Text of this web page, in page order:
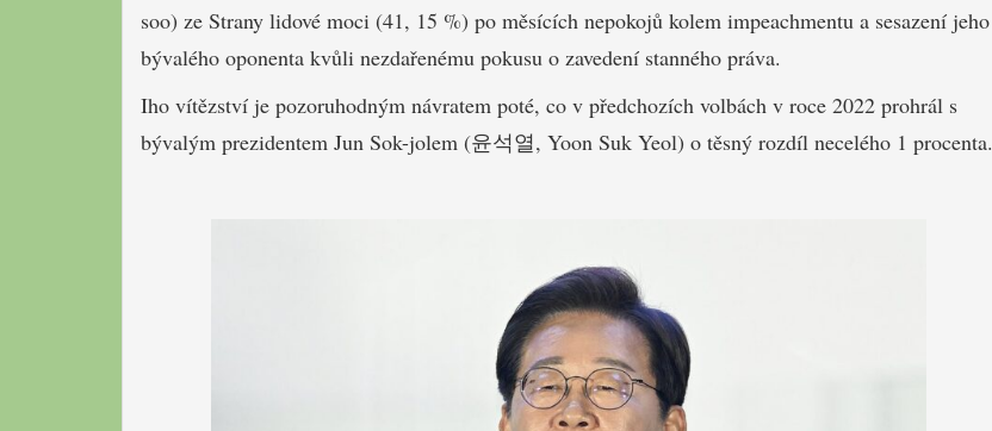
soo) ze Strany lidové moci (41, 15 %) po měsících nepokojů kolem impeachmentu a sesazení jeho
bývalého oponenta kvůli nezdařenému pokusu o zavedení stanného práva.
Iho vítězství je pozoruhodným návratem poté, co v předchozích volbách v roce 2022 prohrál s
bývalým prezidentem Jun Sok-jolem (윤석열, Yoon Suk Yeol) o těsný rozdíl necelého 1 procenta.